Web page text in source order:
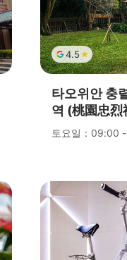
4.5
타오위안 충
역 (桃園忠
토요일：09:00